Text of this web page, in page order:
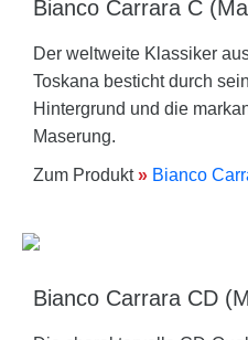
Bianco Carrara C
Der weltweite Klassiker
Toskana besticht durch
Hintergrund und die
Maserung.
Zum Produkt» Bianco
Bianco Carrara CD